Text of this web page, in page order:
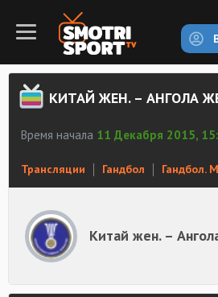
Время начала 11 Декабря 2015,
Трансляции Гандбол Гандбол.
Китай жен. –